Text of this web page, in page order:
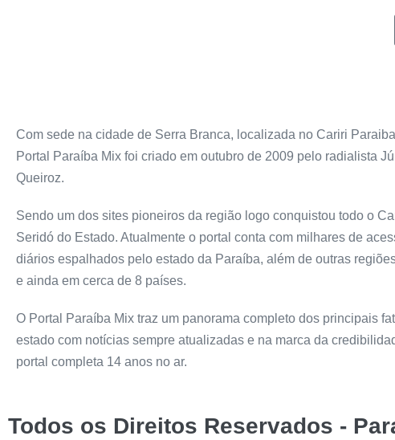
Com sede na cidade de Serra Branca, localizada no Cariri
Portal Paraíba Mix foi criado em outubro de 2009 pelo radialista
Queiroz.
Sendo um dos sites pioneiros da região logo conquistou todo o
Seridó do Estado. Atualmente o portal conta com milhares de
diários espalhados pelo estado da Paraíba, além de outras
e ainda em cerca de 8 países.
O Portal Paraíba Mix traz um panorama completo dos principais
estado com notícias sempre atualizadas e na marca da
portal completa 14 anos no ar.
Todos os Direitos Reservados -